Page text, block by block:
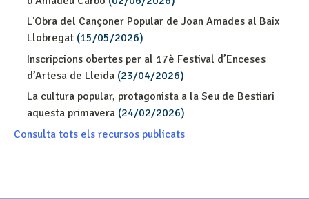
L'Obra del Cançoner Popular de Joan Amades al Baix
Llobregat (15/05/2026)
Inscripcions obertes per al 17è Festival d’Enceses
d’Artesa de Lleida (23/04/2026)
La cultura popular, protagonista a la Seu de Bestiari
aquesta primavera (24/02/2026)
Consulta tots els recursos publicats